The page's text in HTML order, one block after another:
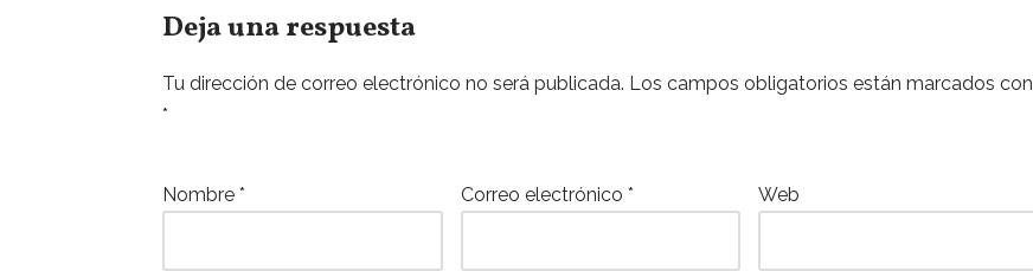
e
o
k
er l
s
p
Deja una respuesta
Tu dirección de correo electrónico no será publicada. Los campos obligatorios están marcados con
*
Nombre * Correo electrónico * Web